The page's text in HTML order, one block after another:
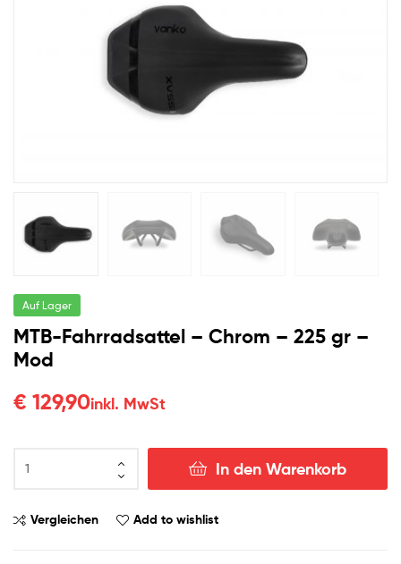
für
jeden
Bedarf
Auf Lager
MTB-Fahrradsattel – Chrom – 225 gr –
Mod
€ 129,90inkl. MwSt
In den Warenkorb
Vergleichen Add to wishlist